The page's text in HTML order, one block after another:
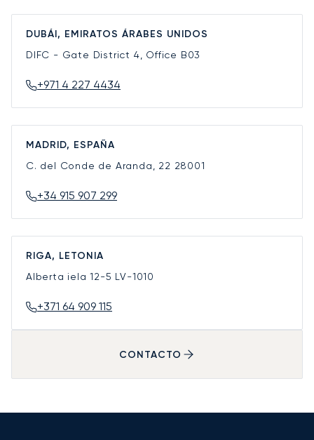
DUBÁI, EMIRATOS ÁRABES UNIDOS
DIFC - Gate District 4, Office B03
+971 4 227 4434
MADRID, ESPAÑA
C. del Conde de Aranda, 22 28001
+34 915 907 299
RIGA, LETONIA
Alberta iela 12-5 LV-1010
+371 64 909 115
CONTACTO